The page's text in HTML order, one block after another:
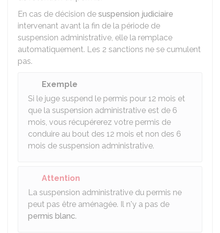
En cas de décision de suspension judiciaire
intervenant avant la fin de la période de
suspension administrative, elle la remplace
automatiquement. Les 2 sanctions ne se cumulent
pas.
Exemple
Si le juge suspend le permis pour 12 mois et
que la suspension administrative est de 6
mois, vous récupérerez votre permis de
conduire au bout des 12 mois et non des 6
mois de suspension administrative.
Attention
La suspension administrative du permis ne
peut pas être aménagée. Il n'y a pas de
permis blanc.